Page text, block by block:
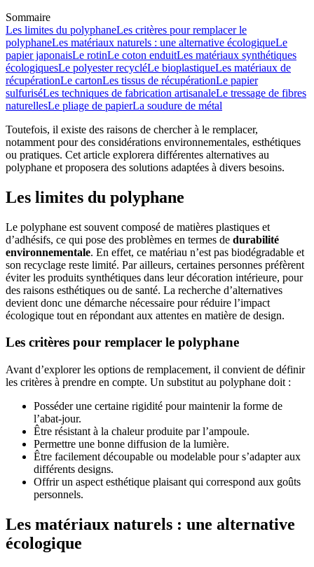
Sommaire
Les limites du polyphaneLes critères pour remplacer le
polyphaneLes matériaux naturels : une alternative écologiqueLe
papier japonaisLe rotinLe coton enduitLes matériaux synthétiques
écologiquesLe polyester recycléLe bioplastiqueLes matériaux de
récupérationLe cartonLes tissus de récupérationLe papier
sulfuriséLes techniques de fabrication artisanaleLe tressage de fibres
naturellesLe pliage de papierLa soudure de métal
Toutefois, il existe des raisons de chercher à le remplacer,
notamment pour des considérations environnementales, esthétiques
ou pratiques. Cet article explorera différentes alternatives au
polyphane et proposera des solutions adaptées à divers besoins.
Les limites du polyphane
Le polyphane est souvent composé de matières plastiques et
d’adhésifs, ce qui pose des problèmes en termes de durabilité
environnementale. En effet, ce matériau n’est pas biodégradable et
son recyclage reste limité. Par ailleurs, certaines personnes préfèrent
éviter les produits synthétiques dans leur décoration intérieure, pour
des raisons esthétiques ou de santé. La recherche d’alternatives
devient donc une démarche nécessaire pour réduire l’impact
écologique tout en répondant aux attentes en matière de design.
Les critères pour remplacer le polyphane
Avant d’explorer les options de remplacement, il convient de définir
les critères à prendre en compte. Un substitut au polyphane doit :
Posséder une certaine rigidité pour maintenir la forme de
l’abat-jour.
Être résistant à la chaleur produite par l’ampoule.
Permettre une bonne diffusion de la lumière.
Être facilement découpable ou modelable pour s’adapter aux
différents designs.
Offrir un aspect esthétique plaisant qui correspond aux goûts
personnels.
Les matériaux naturels : une alternative
écologique